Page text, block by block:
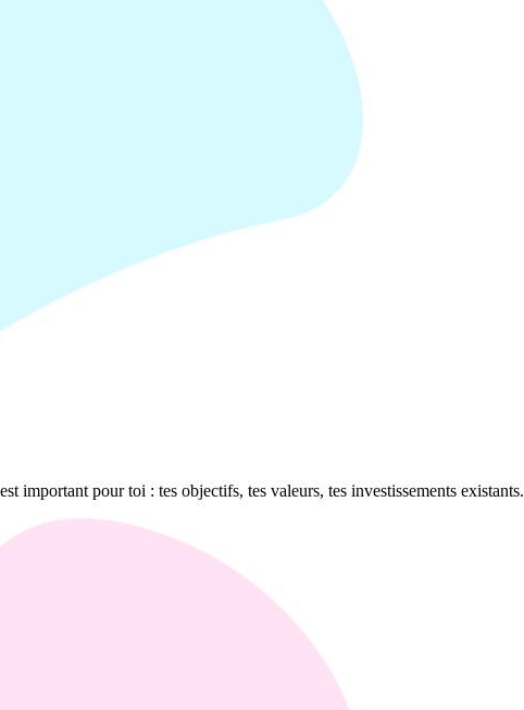
important pour toi : tes objectifs, tes valeurs, tes investissements existants.